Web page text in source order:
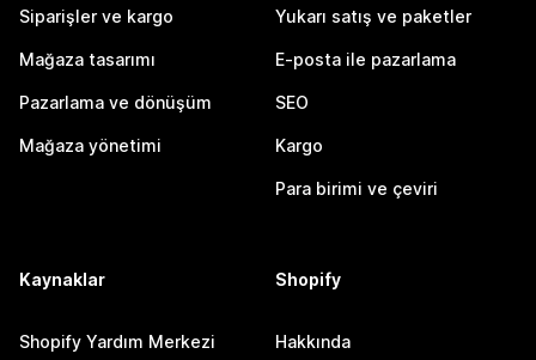
Siparişler ve kargo
Mağaza tasarımı
Pazarlama ve dönüşüm
Mağaza yönetimi
Yukarı satış ve paketler
E-posta ile pazarlama
SEO
Kargo
Para birimi ve çeviri
Kaynaklar
Shopify Yardım Merkezi
Shopify
Hakkında